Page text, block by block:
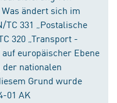
ändert sich im
TC 331 „Postalische
320 „Transport -
europäischer Ebene
nationalen
Grund wurde
01 AK